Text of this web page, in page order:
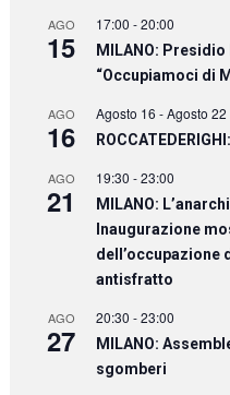
AGO
15
17:00 -20:00
MILANO:
“Occupiamoci di
AGO
16
Agosto 16 -Agosto 22
AGO
21
19:30 -23:00
MILANO:
Inaugurazione
dell’occupazione
antisfratto
AGO
27
20:30 -23:00
MILANO:
sgomberi